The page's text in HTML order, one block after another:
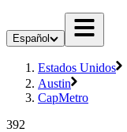
Español
Estados Unidos
Austin
CapMetro
392